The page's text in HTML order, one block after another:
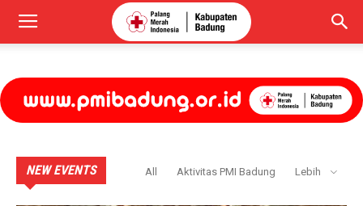
NEW EVENTS All Aktivitas PMI Badung Lebih